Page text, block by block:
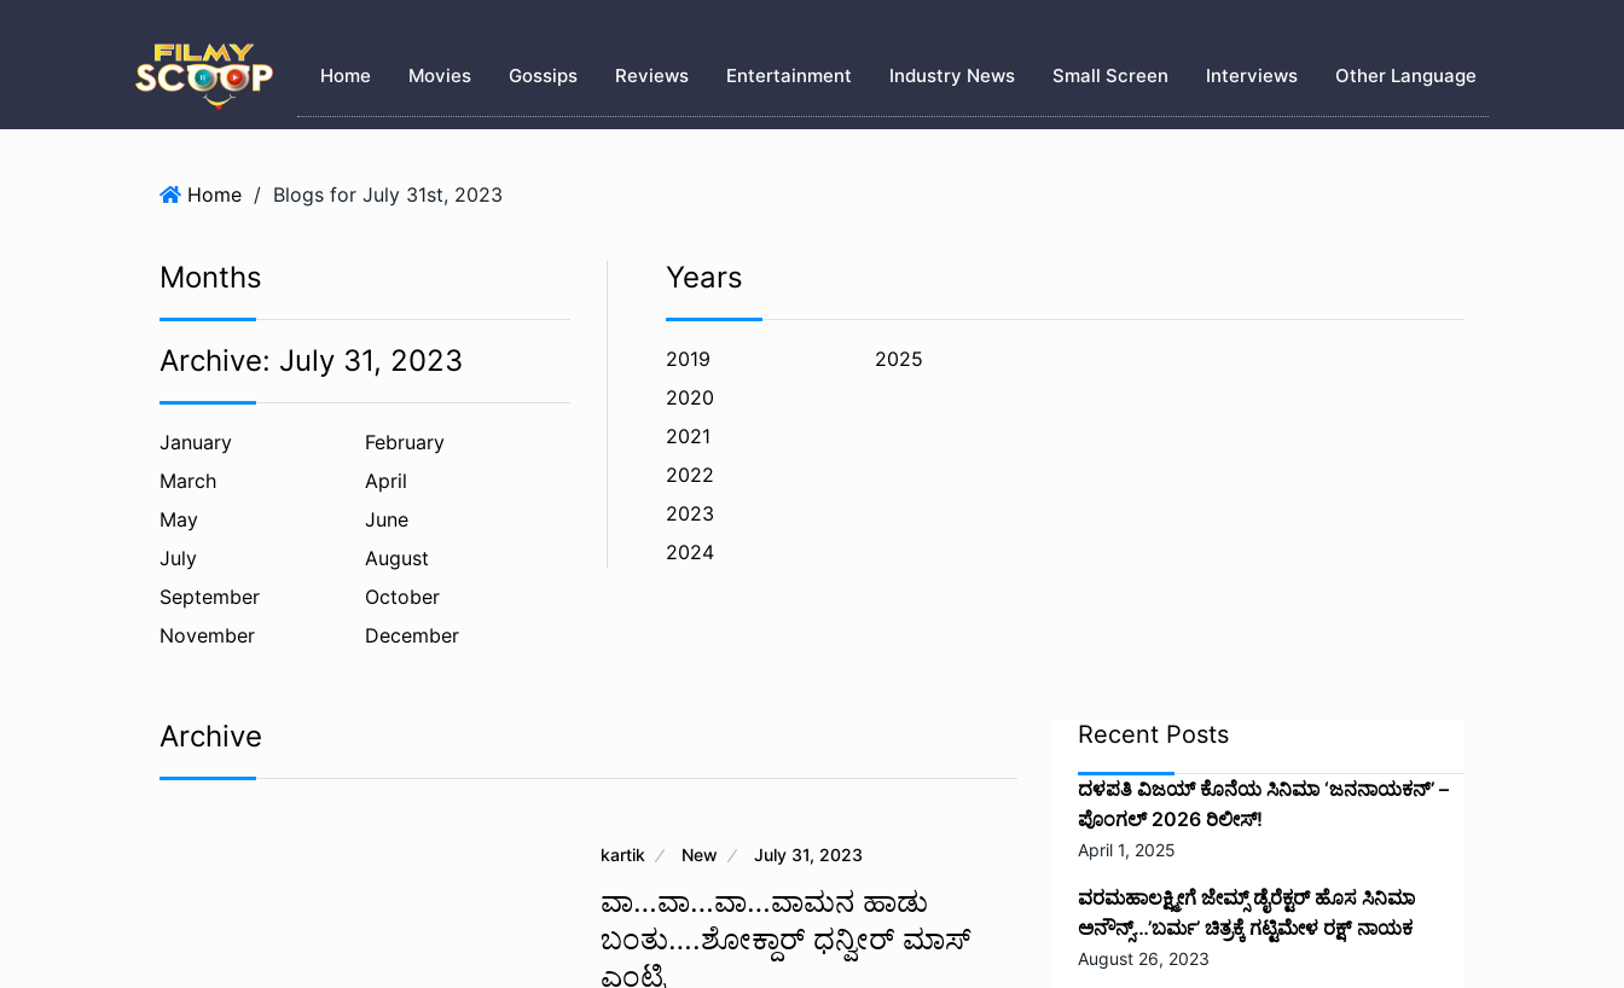
Home Movies Gossips Reviews Entertainment Industry News Small Screen Interviews Other Language
Home / Blogs for July 31st, 2023
Months
Archive: July 31, 2023
January
February
March
April
May
June
July
August
September
October
November
December
Years
2019
2020
2021
2022
2023
2024
2025
Archive
kartik New July 31, 2023
ವಾ…ವಾ…ವಾ…ವಾಮನ ಹಾಡು
ಬಂತು….ಶೋಕ್ದಾರ್ ಧನ್ವೀರ್ ಮಾಸ್
ಎಂಟ್ರಿ
Recent Posts
ದಳಪತಿ ವಿಜಯ್‌ ಕೊನೆಯ ಸಿನಿಮಾ ‘ಜನನಾಯಕನ್’ –
ಪೊಂಗಲ್ 2026 ರಿಲೀಸ್!
April 1, 2025
ವರಮಹಾಲಕ್ಷ್ಮೀಗೆ ಜೇಮ್ಸ್ ಡೈರೆಕ್ಟರ್ ಹೊಸ ಸಿನಿಮಾ
ಅನೌನ್ಸ್…’ಬರ್ಮ’ ಚಿತ್ರಕ್ಕೆ ಗಟ್ಟಿಮೇಳ ರಕ್ಷ್ ನಾಯಕ
August 26, 2023